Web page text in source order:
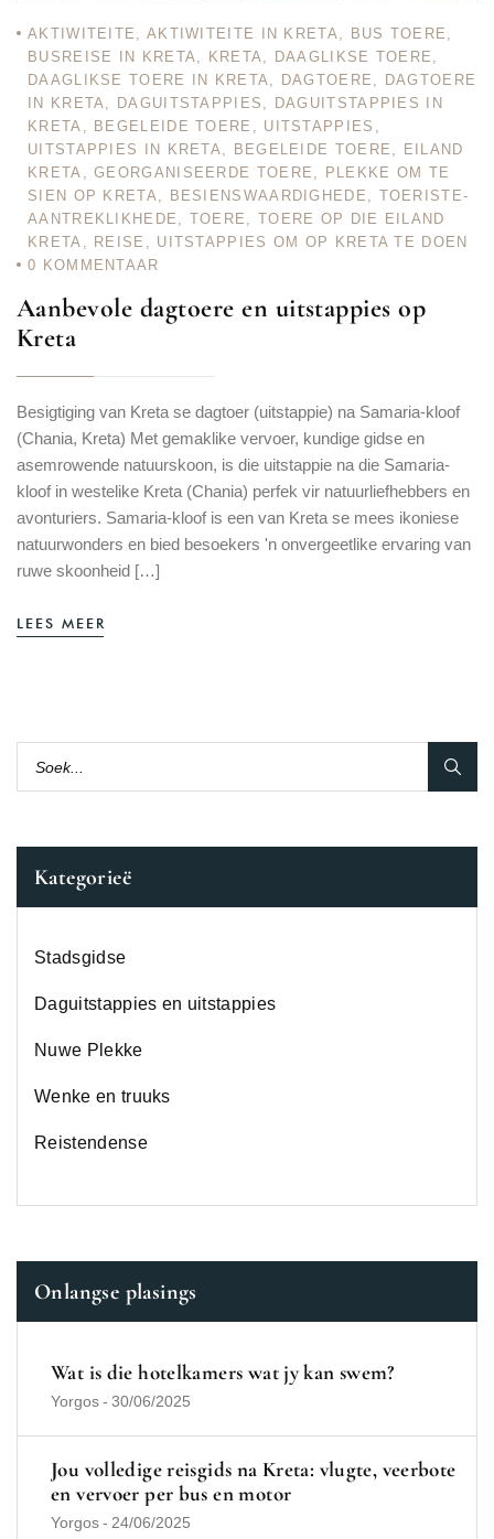
AKTIWITEITE , AKTIWITEITE IN KRETA, BUS TOERE ,
BUSREISE IN KRETA, KRETA, DAAGLIKSE TOERE ,
DAAGLIKSE TOERE IN KRETA, DAGTOERE ,
DAGTOERE
IN KRETA, DAGUITSTAPPIES ,
DAGUITSTAPPIES IN
KRETA , BEGELEIDE TOERE , UITSTAPPIES ,
UITSTAPPIES IN KRETA, BEGELEIDE TOERE ,
EILAND
KRETA ,GEORGANISEERDE TOERE ,
PLEKKE OM TE
SIEN OP KRETA, BESIENSWAARDIGHEDE , TOERISTE-
AANTREKLIKHEDE , TOERE , TOERE OP DIE EILAND
KRETA , REISE , UITSTAPPIES OM OP KRETA TE DOEN
0 KOMMENTAAR
Aanbevole dagtoere en uitstappies op
Kreta
Besigtiging van Kreta se dagtoer (uitstappie) na Samaria-kloof
(Chania, Kreta) Met gemaklike vervoer, kundige gidse en
asemrowende natuurskoon, is die uitstappie na die Samaria-
kloof in westelike Kreta (Chania) perfek vir natuurliefhebbers en
avonturiers. Samaria-kloof is een van Kreta se mees ikoniese
natuurwonders en bied besoekers 'n onvergeetlike ervaring van
ruwe skoonheid […]
LEES MEER
Kategorieë
Stadsgidse
Daguitstappies en uitstappies
Nuwe Plekke
Wenke en truuks
Reistendense
Onlangse plasings
Wat is die hotelkamers wat jy kan swem?
Yorgos- 30/06/2025
Jou volledige reisgids na Kreta: vlugte, veerbote
en vervoer per bus en motor
Yorgos- 24/06/2025